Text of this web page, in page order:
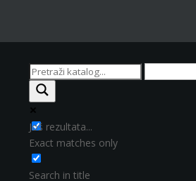
Još rezultata...
Exact matches only
Search in title